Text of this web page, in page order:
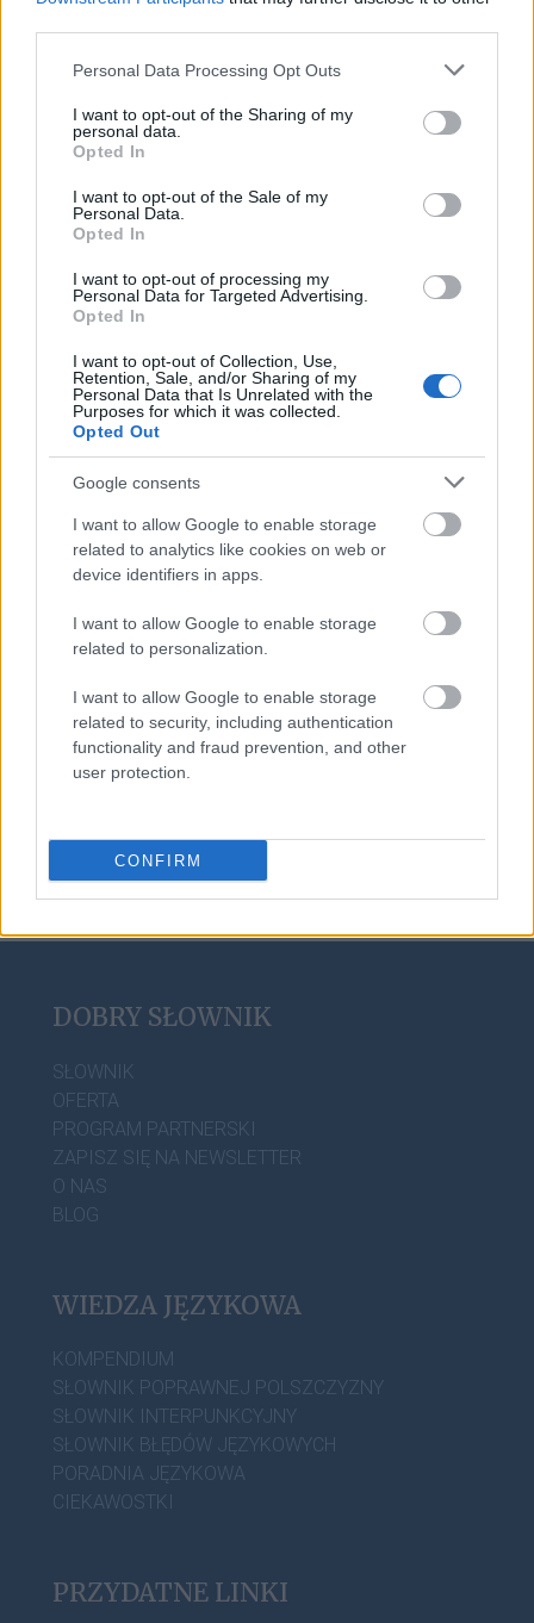
Please note that this website/app uses one or more Google
not limited to your visit or usage behaviour. You may click to
grant or deny consent to Google and its third-party tags to
use your data for below specified purposes in below Google
consent section.
Personal Data Processing Opt Outs
I want to opt-out of the Sharing of my
personal data.
Opted In
I want to opt-out of the Sale of my
Personal Data.
Opted In
I want to opt-out of processing my
Personal Data for Targeted Advertising.
Opted In
I want to opt-out of Collection, Use,
Retention, Sale, and/or Sharing of my
Personal Data that Is Unrelated with the
Purposes for which it was collected.
Opted Out
Google consents
I want to allow Google to enable storage
related to analytics like cookies on web or
device identifiers in apps.
I want to allow Google to enable storage
related to personalization.
I want to allow Google to enable storage
related to security, including authentication
functionality and fraud prevention, and other
user protection.
CONFIRM
Mogą Cię zainteresować również hasła
mockument
elf
DOBRY SŁOWNIK
SŁOWNIK
OFERTA
PROGRAM PARTNERSKI
ZAPISZ SIĘ NA NEWSLETTER
O NAS
BLOG
WIEDZA JĘZYKOWA
KOMPENDIUM
SŁOWNIK POPRAWNEJ POLSZCZYZNY
SŁOWNIK INTERPUNKCYJNY
SŁOWNIK BŁĘDÓW JĘZYKOWYCH
PORADNIA JĘZYKOWA
CIEKAWOSTKI
PRZYDATNE LINKI